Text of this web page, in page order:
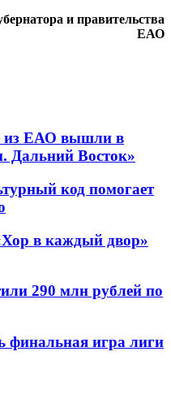
и правительства
ЕАО
из ЕАО вышли в
Дальний Восток»
код помогает
в каждый двор»
290 млн рублей по
финальная игра лиги